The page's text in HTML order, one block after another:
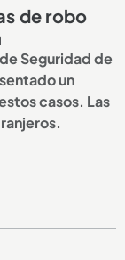
de robo
Seguridad de
un
casos. Las